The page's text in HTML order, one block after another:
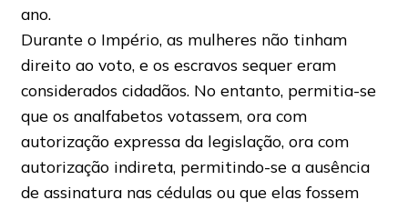
ano.
Durante o Império, as mulheres não tinham
direito ao voto, e os escravos sequer eram
considerados cidadãos. No entanto, permitia-se
que os analfabetos votassem, ora com
autorização expressa da legislação, ora com
autorização indireta, permitindo-se a ausência
de assinatura nas cédulas ou que elas fossem